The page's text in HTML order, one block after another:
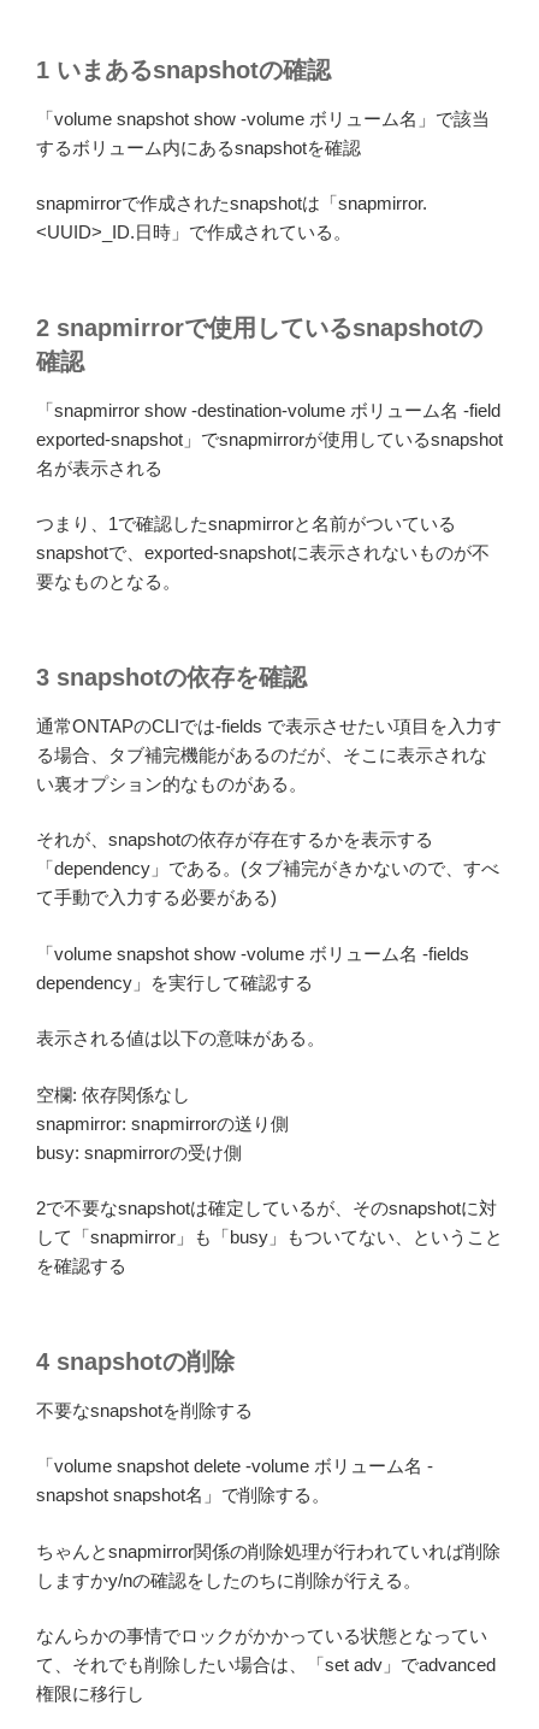
1 いまあるsnapshotの確認
「volume snapshot show -volume ボリューム名」で該当
するボリューム内にあるsnapshotを確認
snapmirrorで作成されたsnapshotは「snapmirror.
<UUID>_ID.日時」で作成されている。
2 snapmirrorで使用しているsnapshotの
確認
「snapmirror show -destination-volume ボリューム名 -field
exported-snapshot」でsnapmirrorが使用しているsnapshot
名が表示される
つまり、1で確認したsnapmirrorと名前がついている
snapshotで、exported-snapshotに表示されないものが不
要なものとなる。
3 snapshotの依存を確認
通常ONTAPのCLIでは-fields で表示させたい項目を入力す
る場合、タブ補完機能があるのだが、そこに表示されな
い裏オプション的なものがある。
それが、snapshotの依存が存在するかを表示する
「dependency」である。(タブ補完がきかないので、すべ
て手動で入力する必要がある)
「volume snapshot show -volume ボリューム名 -fields
dependency」を実行して確認する
表示される値は以下の意味がある。
空欄: 依存関係なし
snapmirror: snapmirrorの送り側
busy: snapmirrorの受け側
2で不要なsnapshotは確定しているが、そのsnapshotに対
して「snapmirror」も「busy」もついてない、ということ
を確認する
4 snapshotの削除
不要なsnapshotを削除する
「volume snapshot delete -volume ボリューム名 -
snapshot snapshot名」で削除する。
ちゃんとsnapmirror関係の削除処理が行われていれば削除
しますかy/nの確認をしたのちに削除が行える。
なんらかの事情でロックがかかっている状態となってい
て、それでも削除したい場合は、「set adv」でadvanced
権限に移行し